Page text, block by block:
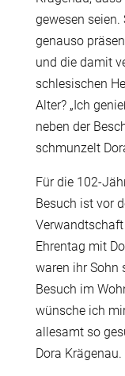
gewesen seien.
genauso
und die damit
schlesischen
Alter? „Ich
neben der
schmunzelt
Für die 102-
Besuch ist vor
Ehrentag mit
waren ihr Sohn
Besuch im
wünsche ich
allesamt so
Dora Krägenau.